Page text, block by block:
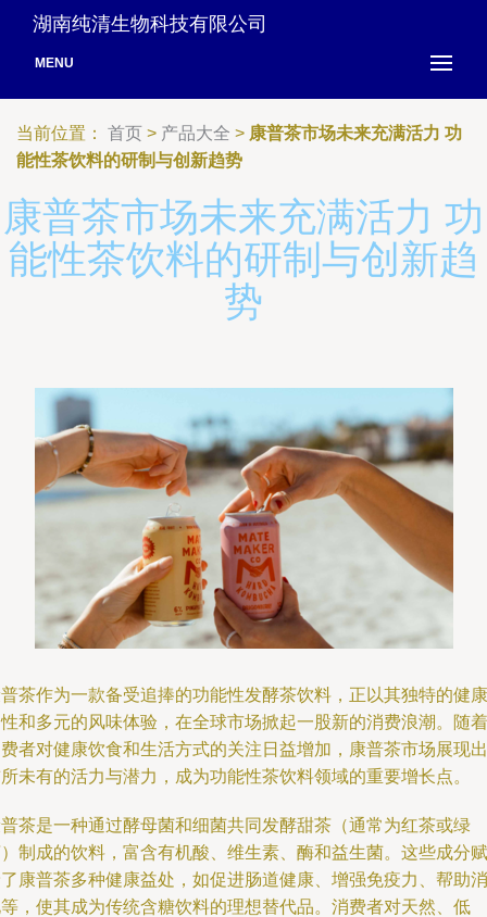
湖南纯清生物科技有限公司
MENU
当前位置： 首页 > 产品大全 > 康普茶市场未来充满活力 功
能性茶饮料的研制与创新趋势
康普茶市场未来充满活力 功
能性茶饮料的研制与创新趋
势
茶作为一款备受追捧的功能性发酵茶饮料，正以其独特的健康
和多元的风味体验，在全球市场掀起一股新的消费浪潮。随着
者对健康饮食和生活方式的关注日益增加，康普茶市场展现出
未有的活力与潜力，成为功能性茶饮料领域的重要增长点。
茶是一种通过酵母菌和细菌共同发酵甜茶（通常为红茶或绿
制成的饮料，富含有机酸、维生素、酶和益生菌。这些成分赋
康普茶多种健康益处，如促进肠道健康、增强免疫力、帮助消
，使其成为传统含糖饮料的理想替代品。消费者对天然、低